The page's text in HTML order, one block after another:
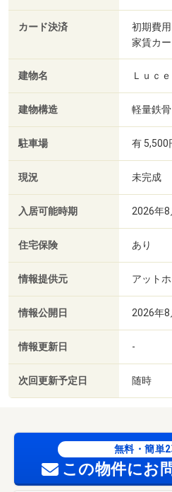
カード決済
初期費
家賃カ
建物名 Ｌｕｃｅ
建物構造 軽量鉄骨
駐車場 有 5,500
現況 未完成
入居可能時期 2026年8
住宅保険 あり
情報提供元 アット
情報公開日 2026年8
情報更新日 -
次回更新予定日 随時
無料・簡単2
この物件にお